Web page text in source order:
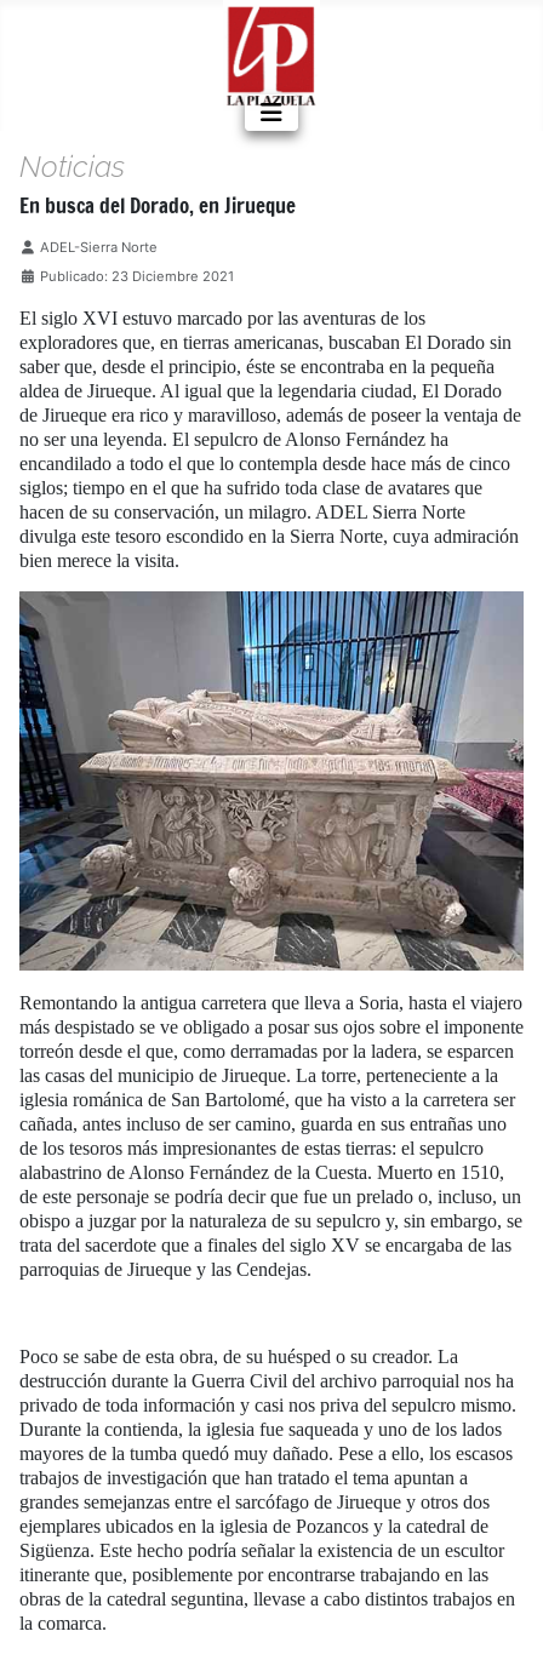
Noticias
En busca del Dorado, en Jirueque
Detalles
ADEL-Sierra Norte
Publicado: 23 Diciembre 2021
El siglo XVI estuvo marcado por las aventuras de los
exploradores que, en tierras americanas, buscaban El Dorado sin
saber que, desde el principio, éste se encontraba en la pequeña
aldea de Jirueque. Al igual que la legendaria ciudad, El Dorado
de Jirueque era rico y maravilloso, además de poseer la ventaja de
no ser una leyenda. El sepulcro de Alonso Fernández ha
encandilado a todo el que lo contempla desde hace más de cinco
siglos; tiempo en el que ha sufrido toda clase de avatares que
hacen de su conservación, un milagro. ADEL Sierra Norte
divulga este tesoro escondido en la Sierra Norte, cuya admiración
bien merece la visita.
Remontando la antigua carretera que lleva a Soria, hasta el viajero
más despistado se ve obligado a posar sus ojos sobre el imponente
torreón desde el que, como derramadas por la ladera, se esparcen
las casas del municipio de Jirueque. La torre, perteneciente a la
iglesia románica de San Bartolomé, que ha visto a la carretera ser
cañada, antes incluso de ser camino, guarda en sus entrañas uno
de los tesoros más impresionantes de estas tierras: el sepulcro
alabastrino de Alonso Fernández de la Cuesta. Muerto en 1510,
de este personaje se podría decir que fue un prelado o, incluso, un
obispo a juzgar por la naturaleza de su sepulcro y, sin embargo, se
trata del sacerdote que a finales del siglo XV se encargaba de las
parroquias de Jirueque y las Cendejas.
Poco se sabe de esta obra, de su huésped o su creador. La
destrucción durante la Guerra Civil del archivo parroquial nos ha
privado de toda información y casi nos priva del sepulcro mismo.
Durante la contienda, la iglesia fue saqueada y uno de los lados
mayores de la tumba quedó muy dañado. Pese a ello, los escasos
trabajos de investigación que han tratado el tema apuntan a
grandes semejanzas entre el sarcófago de Jirueque y otros dos
ejemplares ubicados en la iglesia de Pozancos y la catedral de
Sigüenza. Este hecho podría señalar la existencia de un escultor
itinerante que, posiblemente por encontrarse trabajando en las
obras de la catedral seguntina, llevase a cabo distintos trabajos en
la comarca.